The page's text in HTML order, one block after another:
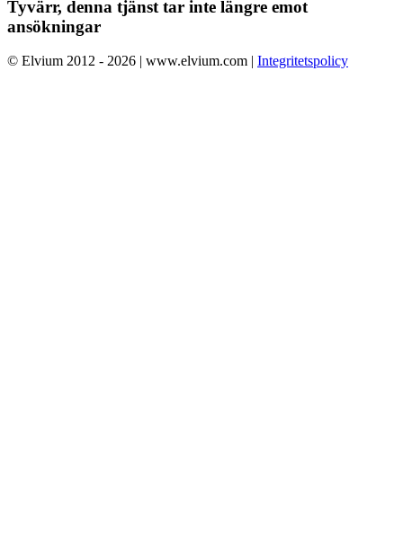
Tyvärr, denna tjänst tar inte längre emot
ansökningar
© Elvium 2012 - 2026 | www.elvium.com | Integritetspolicy